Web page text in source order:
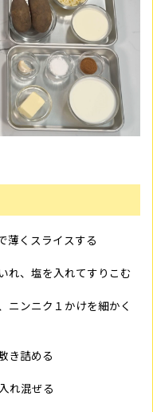
薄くスライスする
れ、塩を入れてすりこむ
ンニク１かけを細かく
き詰める
れ混ぜる